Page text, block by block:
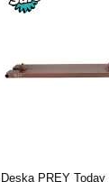
Deska PREY